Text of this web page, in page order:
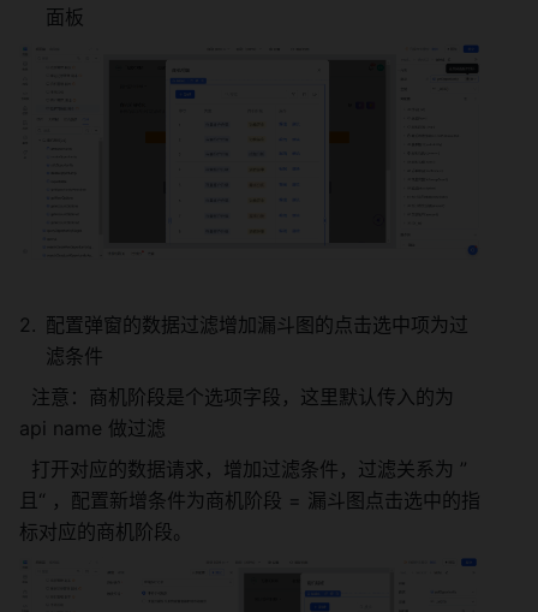
面板
配置弹窗的数据过滤增加漏斗图的点击选中项为过
滤条件
api name 做过滤
且“ ，配置新增条件为商机阶段 = 漏斗图点击选中的指
标对应的商机阶段。